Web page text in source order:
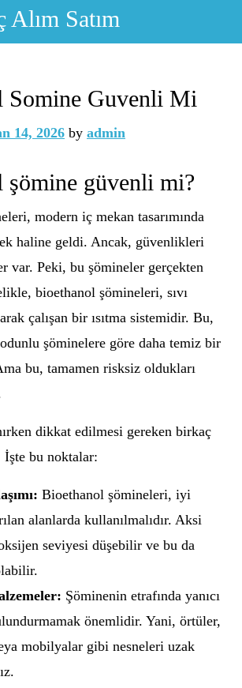
Satım
Somine Guvenli Mi
14, 2026 by admin
şömine güvenli mi?
modern iç mekan tasarımında
haline geldi. Ancak, güvenlikleri
var. Peki, bu şömineler gerçekten
bioethanol şömineleri, sıvı
çalışan bir ısıtma sistemidir. Bu,
şöminelere göre daha temiz bir
bu, tamamen risksiz oldukları
dikkat edilmesi gereken birkaç
bu noktalar:
Bioethanol şömineleri, iyi
alanlarda kullanılmalıdır. Aksi
seviyesi düşebilir ve bu da
Şöminenin etrafında yanıcı
önemlidir. Yani, örtüler,
mobilyalar gibi nesneleri uzak